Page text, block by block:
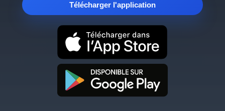
Télécharger l'application